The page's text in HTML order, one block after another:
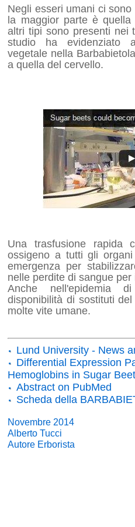
Negli esseri umani ci
la maggior parte è
altri tipi sono presenti nei
studio ha evidenziato
vegetale nella
a quella del cervello.
Una trasfusione rapida
ossigeno a tutti gli
emergenza per
nelle perdite di sangue
Anche nell'epidemia
disponibilità di sostituti
molte vite umane.
Lund University - News
Differential Expression
Hemoglobins in Sugar Beet
Abstract on PubMed
Scheda della
Novembre 2014
Alberto Tucci
Autore Erborista